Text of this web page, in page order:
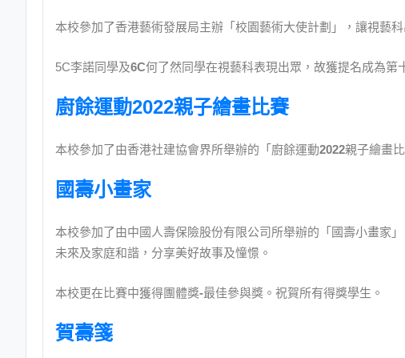
本校參加了香港藝術發展局主辦「校園藝術大使計劃」，讓視藝
5C李諾同學及6C何了然同學在視藝科表現出眾，故獲提名成為第
廚餘運動2022親子繪畫比賽
本校參加了由香港社建協會界所舉辦的「廚餘運動2022親子繪畫
國壽小畫家
本校參加了由中國人壽保險股份有限公司所舉辦的「國壽小畫家
未來及家庭和諧，分享美好故事及憧憬。
本校更在比賽中獲得團體獎-最佳參與獎。祝賀所有得獎學生。
賀壽箋